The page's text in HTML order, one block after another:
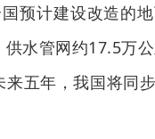
国预计建设改造的
水管网约17.5万
五年，我国将同